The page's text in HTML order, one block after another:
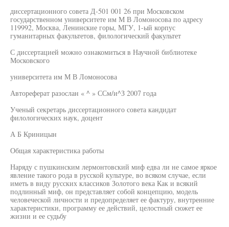
диссертационного совета Д-501 001 26 при Московском
государственном университете им М В Ломоносова по адресу
119992, Москва, Ленинские горы, МГУ, 1-ый корпус
гуманитарных факультетов, филологический факультет
С диссертацией можно ознакомиться в Научной библиотеке
Московского
университета им М В Ломоносова
Автореферат разослан « ^ » ССм/и^З 2007 года
Ученый секретарь диссертационного совета кандидат
филологических наук, доцент
А Б Криницын
Общая характеристика работы
Наряду с пушкинским лермонтовский миф едва ли не самое яркое
явление такого рода в русской культуре, во всяком случае, если
иметь в виду русских классиков Золотого века Как и всякий
подлинный миф, он представляет собой концепцию, модель
человеческой личности и предопределяет ее фактуру, внутренние
характеристики, программу ее действий, целостный сюжет ее
жизни и ее судьбу